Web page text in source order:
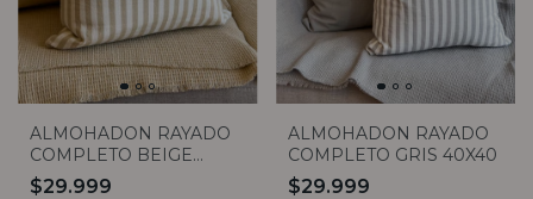
ALMOHADON RAYADO
COMPLETO BEIGE
40X40
$29.999
ALMOHADON RAYADO
COMPLETO GRIS 40X40
$29.999